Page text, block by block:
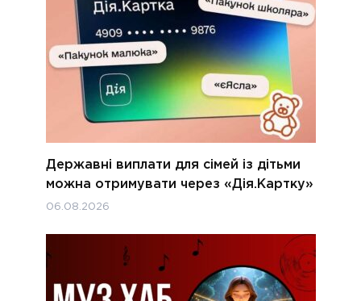
Державні виплати для сімей із дітьми
можна отримувати через «Дія.Картку»
06.08.2026